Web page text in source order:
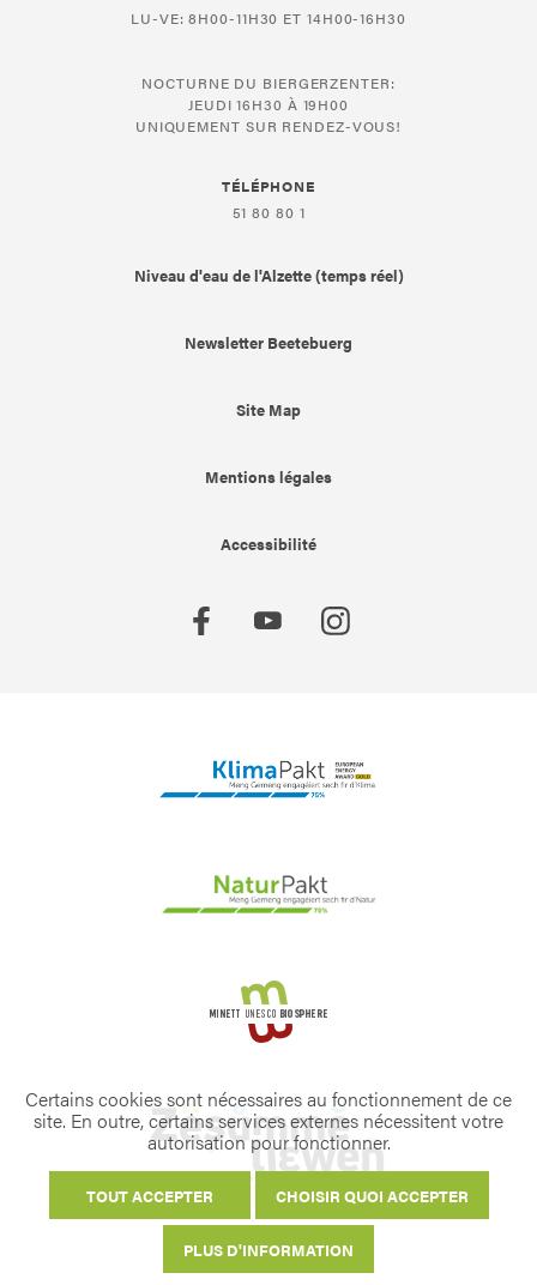
LU-VE: 8H00-11H30 ET 14H00-16H30
NOCTURNE DU BIERGERZENTER:
JEUDI 16H30 À 19H00
UNIQUEMENT SUR RENDEZ-VOUS!
TÉLÉPHONE
51 80 80 1
Niveau d'eau de l'Alzette (temps réel)
Newsletter Beetebuerg
Site Map
Mentions légales
Accessibilité
Certains cookies sont nécessaires au fonctionnement de ce
site. En outre, certains services externes nécessitent votre
autorisation pour fonctionner.
TOUT ACCEPTER CHOISIR QUOI ACCEPTER
PLUS D'INFORMATION